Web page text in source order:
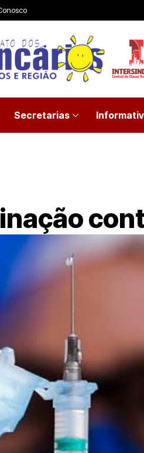
Secretarias